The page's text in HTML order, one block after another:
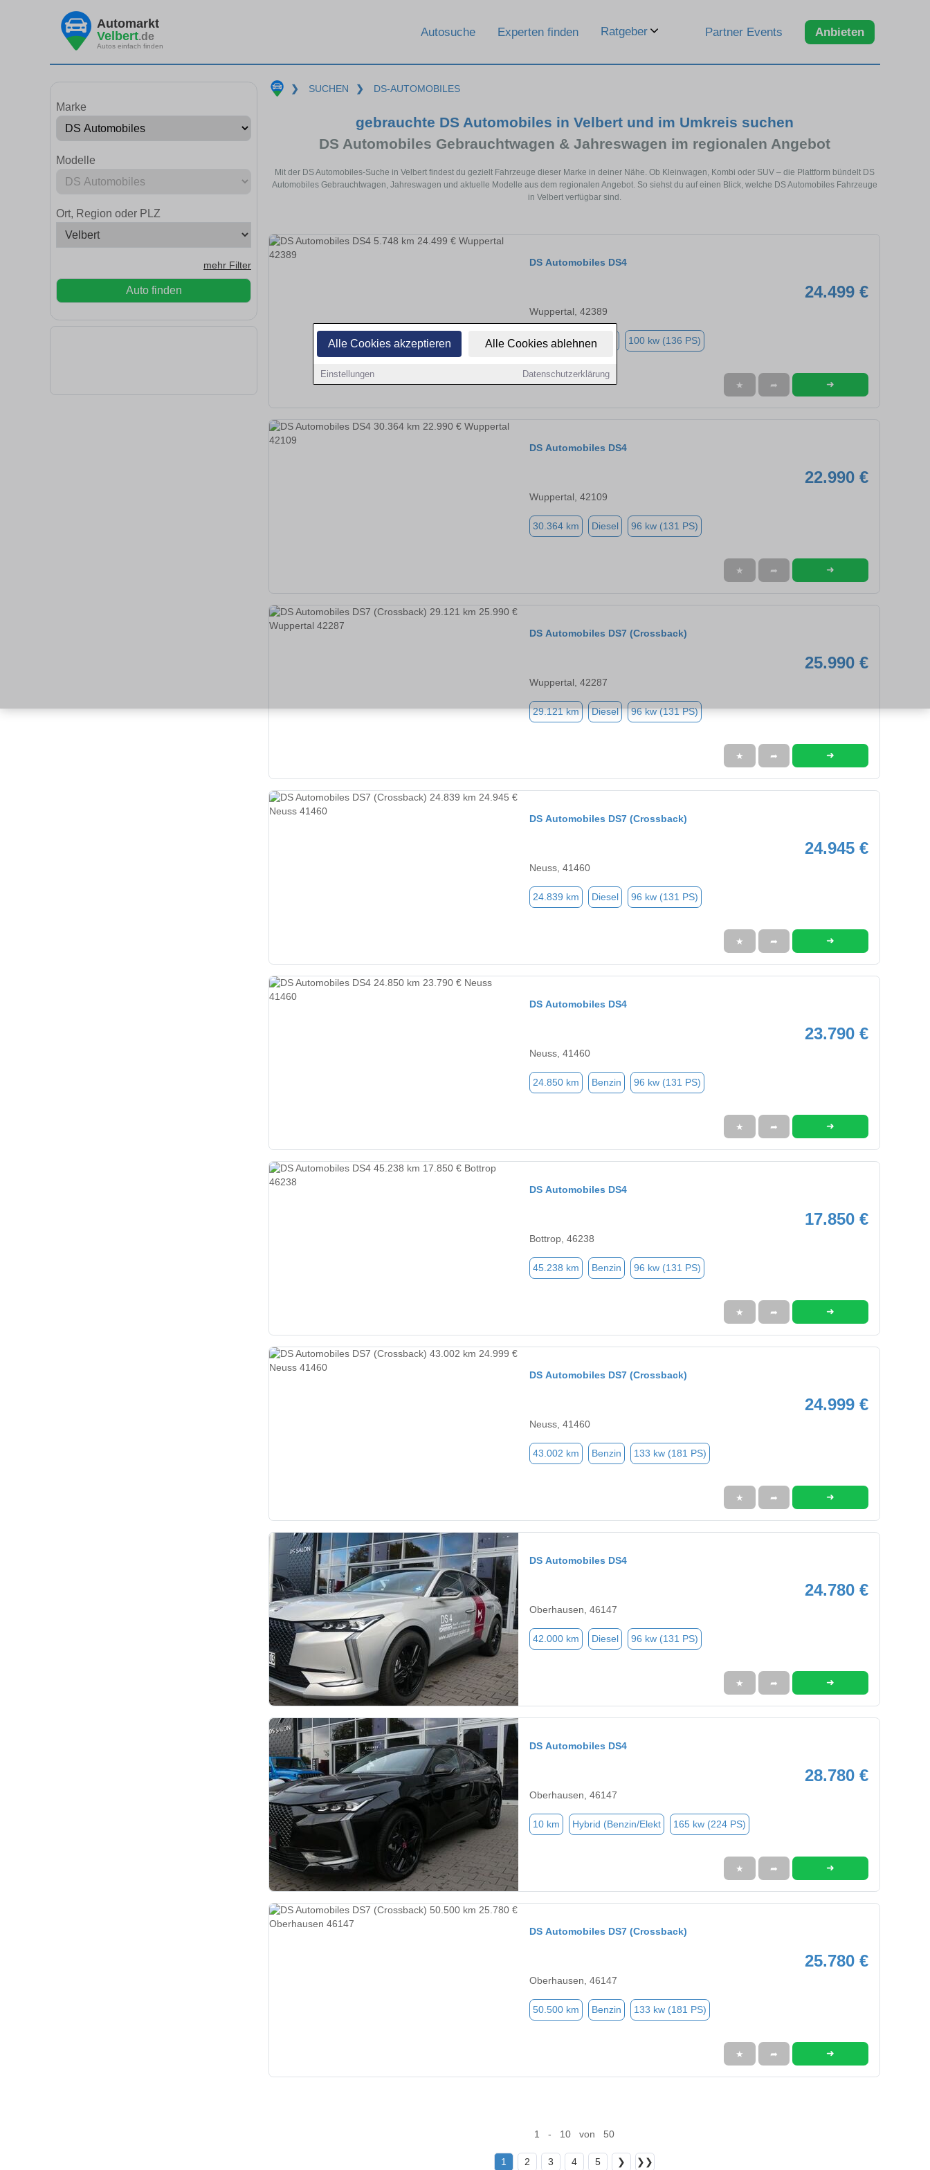
Alle Cookies akzeptieren Alle Cookies ablehnen
Einstellungen Datenschutzerklärung
Automarkt
Velbert.de
Autos einfach finden
Autosuche Experten finden Ratgeber Partner Events Anbieten
Marke
Modelle
Ort, Region oder PLZ
mehr Filter
Auto finden
❯ SUCHEN ❯ DS-AUTOMOBILES
gebrauchte DS Automobiles in Velbert und im Umkreis suchen
DS Automobiles Gebrauchtwagen & Jahreswagen im regionalen Angebot
Mit der DS Automobiles-Suche in Velbert findest du gezielt Fahrzeuge dieser Marke in deiner Nähe. Ob Kleinwagen, Kombi oder SUV – die Plattform bündelt DS
Automobiles Gebrauchtwagen, Jahreswagen und aktuelle Modelle aus dem regionalen Angebot. So siehst du auf einen Blick, welche DS Automobiles Fahrzeuge
in Velbert verfügbar sind.
DS Automobiles DS4
24.499 €
Wuppertal, 42389
5.748 km Benzin 100 kw (136 PS)
★ ➦ ➜
DS Automobiles DS4
22.990 €
Wuppertal, 42109
30.364 km Diesel 96 kw (131 PS)
★ ➦ ➜
DS Automobiles DS7 (Crossback)
25.990 €
Wuppertal, 42287
29.121 km Diesel 96 kw (131 PS)
★ ➦ ➜
DS Automobiles DS7 (Crossback)
24.945 €
Neuss, 41460
24.839 km Diesel 96 kw (131 PS)
★ ➦ ➜
DS Automobiles DS4
23.790 €
Neuss, 41460
24.850 km Benzin 96 kw (131 PS)
★ ➦ ➜
DS Automobiles DS4
17.850 €
Bottrop, 46238
45.238 km Benzin 96 kw (131 PS)
★ ➦ ➜
DS Automobiles DS7 (Crossback)
24.999 €
Neuss, 41460
43.002 km Benzin 133 kw (181 PS)
★ ➦ ➜
DS Automobiles DS4
24.780 €
Oberhausen, 46147
42.000 km Diesel 96 kw (131 PS)
★ ➦ ➜
DS Automobiles DS4
28.780 €
Oberhausen, 46147
10 km Hybrid (Benzin/Elekt 165 kw (224 PS)
★ ➦ ➜
DS Automobiles DS7 (Crossback)
25.780 €
Oberhausen, 46147
50.500 km Benzin 133 kw (181 PS)
★ ➦ ➜
1 - 10 von 50
1 2 3 4 5 ❯ ❯❯